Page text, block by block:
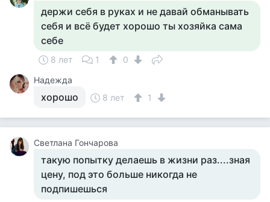
держи себя в руках и не давай обманывать
себя и всё будет хорошо ты хозяйка сама
себе
8 лет 1
0
Надежда
хорошо 8 лет 1
Светлана Гончарова
такую попытку делаешь в жизни раз....зная
цену, под это больше никогда не
подпишешься